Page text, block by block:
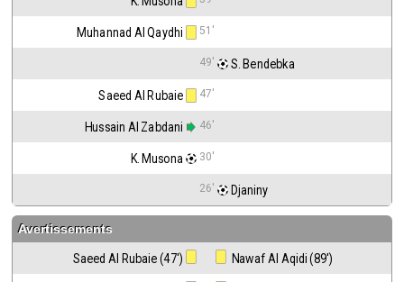
Muhannad Al Qaydhi 51'
49' S. Bendebka
Saeed Al Rubaie 47'
Hussain Al Zabdani 46'
K. Musona 30'
26' Djaniny
Avertissements
Saeed Al Rubaie (47') Nawaf Al Aqidi (89')